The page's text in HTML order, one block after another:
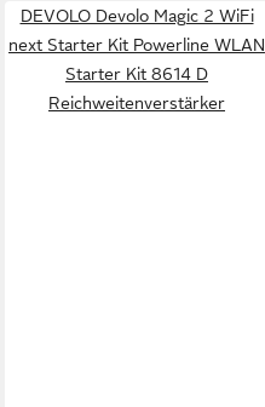
DEVOLO Devolo Magic 2 WiFi
next Starter Kit Powerline WLAN
Starter Kit 8614 D
Reichweitenverstärker